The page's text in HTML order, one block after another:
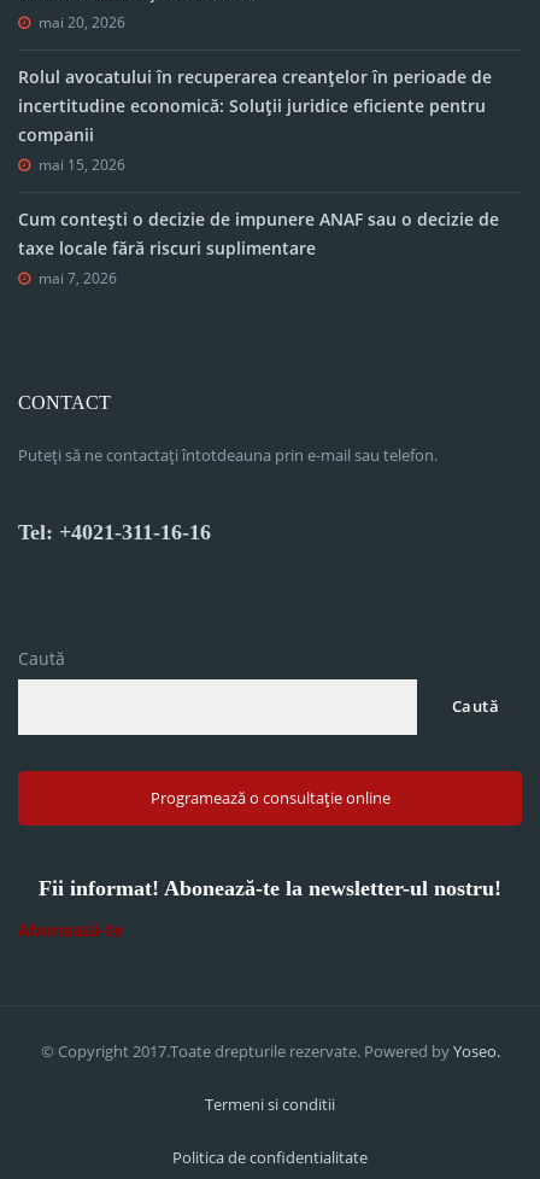
mai 20, 2026
Rolul avocatului în recuperarea creanțelor în perioade de
incertitudine economică: Soluții juridice eficiente pentru
companii
mai 15, 2026
Cum contești o decizie de impunere ANAF sau o decizie de
taxe locale fără riscuri suplimentare
mai 7, 2026
CONTACT
Puteți să ne contactați întotdeauna prin e-mail sau telefon.
Tel: +4021-311-16-16
Caută
Caută
Programează o consultație online
Fii informat! Abonează-te la newsletter-ul nostru!
Abonează-te
© Copyright 2017.Toate drepturile rezervate. Powered byYoseo.
Termeni si conditii
Politica de confidentialitate